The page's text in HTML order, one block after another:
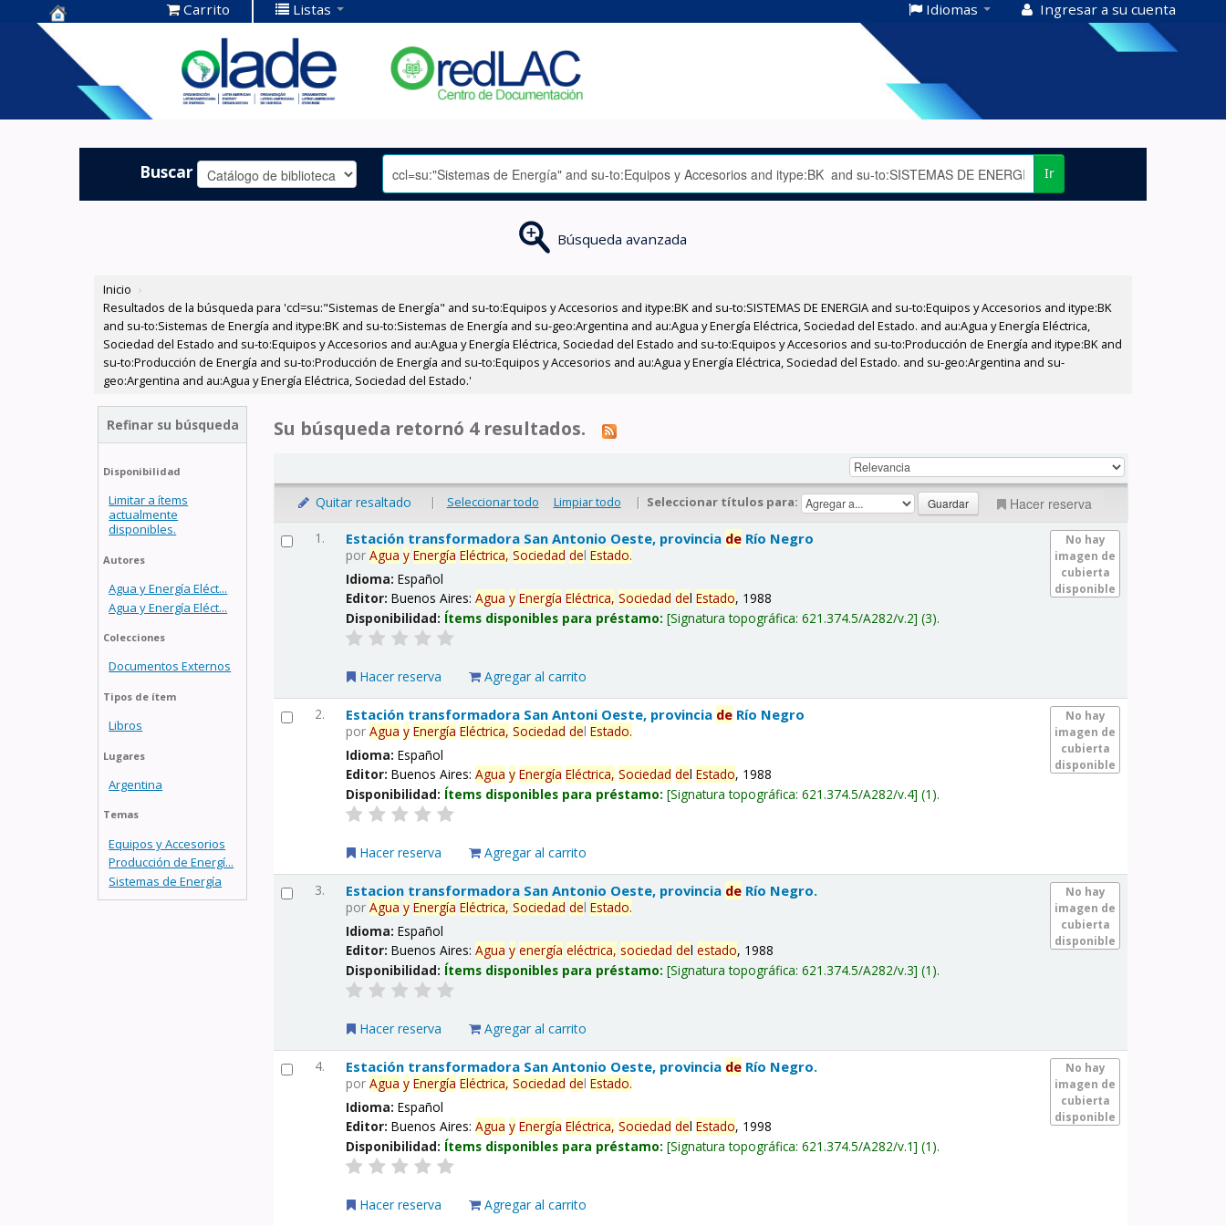
Centro de
Documentación
OLADE -
Carrito Listas Idiomas Ingresar a su cuenta
Buscar Ir
Búsqueda avanzada
Inicio ›
Resultados de la búsqueda para 'ccl=su:"Sistemas de Energía" and su-to:Equipos y Accesorios and itype:BK and su-to:SISTEMAS DE ENERGIA and su-to:Equipos y Accesorios and itype:BK
and su-to:Sistemas de Energía and itype:BK and su-to:Sistemas de Energía and su-geo:Argentina and au:Agua y Energía Eléctrica, Sociedad del Estado. and au:Agua y Energía Eléctrica,
Sociedad del Estado and su-to:Equipos y Accesorios and au:Agua y Energía Eléctrica, Sociedad del Estado and su-to:Equipos y Accesorios and su-to:Producción de Energía and itype:BK and
su-to:Producción de Energía and su-to:Producción de Energía and su-to:Equipos y Accesorios and au:Agua y Energía Eléctrica, Sociedad del Estado. and su-geo:Argentina and su-
geo:Argentina and au:Agua y Energía Eléctrica, Sociedad del Estado.'
Refinar su búsqueda
Disponibilidad
Limitar a ítems
actualmente
disponibles.
Autores
Agua y Energía Eléct...
Agua y Energía Eléct...
Colecciones
Documentos Externos
Tipos de ítem
Libros
Lugares
Argentina
Temas
Equipos y Accesorios
Producción de Energí...
Sistemas de Energía
Su búsqueda retornó 4 resultados.
Quitar resaltado | Seleccionar todo Limpiar todo | Seleccionar títulos para: Hacer reserva
1.
No hay
imagen de
cubierta
disponible
Estación transformadora San Antonio Oeste, provincia de Río Negro
porAgua y Energía Eléctrica, Sociedad delEstado.
Idioma:Español
Editor:Buenos Aires:Agua y Energía Eléctrica, Sociedad delEstado, 1988
Disponibilidad: Ítems disponibles para préstamo: Signatura topográfica:621.374.5/A282/v.2 (3).
Hacer reserva Agregar al carrito
2.
No hay
imagen de
cubierta
disponible
Estación transformadora San Antoni Oeste, provincia de Río Negro
porAgua y Energía Eléctrica, Sociedad delEstado.
Idioma:Español
Editor:Buenos Aires:Agua y Energía Eléctrica, Sociedad delEstado, 1988
Disponibilidad: Ítems disponibles para préstamo: Signatura topográfica:621.374.5/A282/v.4 (1).
Hacer reserva Agregar al carrito
3.
No hay
imagen de
cubierta
disponible
Estacion transformadora San Antonio Oeste, provincia de Río Negro.
porAgua y Energía Eléctrica, Sociedad delEstado.
Idioma:Español
Editor:Buenos Aires:Agua y energía eléctrica, sociedad delestado, 1988
Disponibilidad: Ítems disponibles para préstamo: Signatura topográfica:621.374.5/A282/v.3 (1).
Hacer reserva Agregar al carrito
4.
No hay
imagen de
cubierta
disponible
Estación transformadora San Antonio Oeste, provincia de Río Negro.
porAgua y Energía Eléctrica, Sociedad delEstado.
Idioma:Español
Editor:Buenos Aires:Agua y Energía Eléctrica, Sociedad delEstado, 1998
Disponibilidad: Ítems disponibles para préstamo: Signatura topográfica:621.374.5/A282/v.1 (1).
Hacer reserva Agregar al carrito